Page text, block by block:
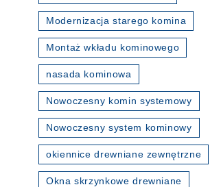
Modernizacja starego komina
Montaż wkładu kominowego
nasada kominowa
Nowoczesny komin systemowy
Nowoczesny system kominowy
okiennice drewniane zewnętrzne
Okna skrzynkowe drewniane